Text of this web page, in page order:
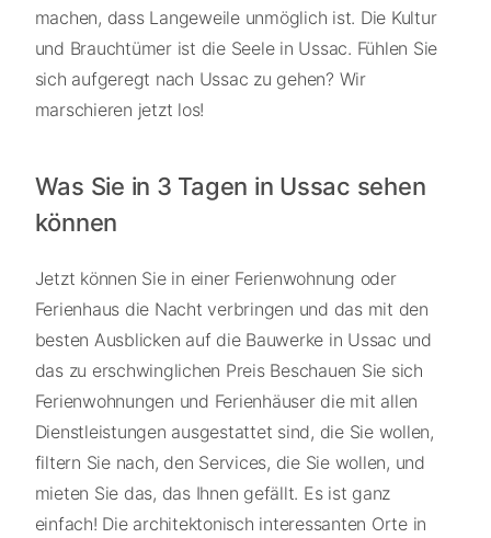
machen, dass Langeweile unmöglich ist. Die Kultur
und Brauchtümer ist die Seele in Ussac. Fühlen Sie
sich aufgeregt nach Ussac zu gehen? Wir
marschieren jetzt los!
Was Sie in 3 Tagen in Ussac sehen
können
Jetzt können Sie in einer Ferienwohnung oder
Ferienhaus die Nacht verbringen und das mit den
besten Ausblicken auf die Bauwerke in Ussac und
das zu erschwinglichen Preis Beschauen Sie sich
Ferienwohnungen und Ferienhäuser die mit allen
Dienstleistungen ausgestattet sind, die Sie wollen,
filtern Sie nach, den Services, die Sie wollen, und
mieten Sie das, das Ihnen gefällt. Es ist ganz
einfach! Die architektonisch interessanten Orte in